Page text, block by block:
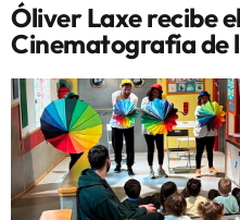
Óliver Laxe recibe
Cinematografía de